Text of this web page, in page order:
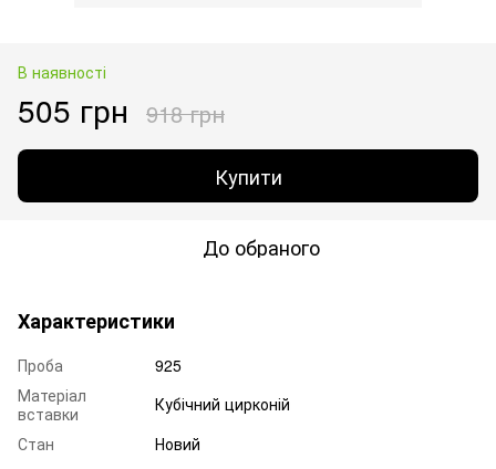
В наявності
505 грн 918 грн
Купити
До обраного
Характеристики
Проба
925
Матеріал
вставки
Кубічний цирконій
Стан
Новий